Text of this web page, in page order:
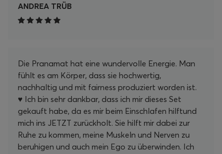
ANDREA TRÜB
Die Pranamat hat eine wundervolle Energie. Man
fühlt es am Körper, dass sie hochwertig,
nachhaltig und mit fairness produziert worden ist.
♥️ Ich bin sehr dankbar, dass ich mir dieses Set
gekauft habe, da es mir beim Einschlafen hilftund
mich ins JETZT zurückholt. Sie hilft mir dabei zur
Ruhe zu kommen, meine Muskeln und Nerven zu
beruhigen und auch mein Ego zu überwinden. Ich